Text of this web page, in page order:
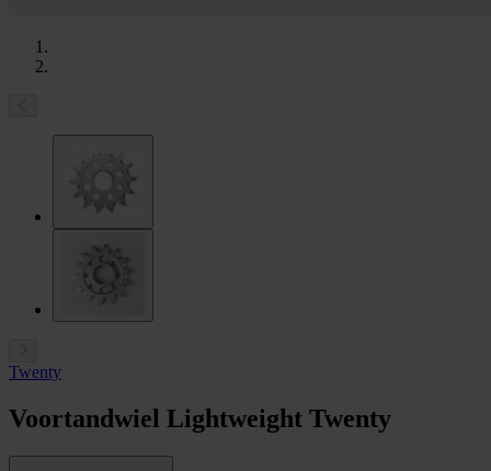
Twenty
Voortandwiel Lightweight Twenty